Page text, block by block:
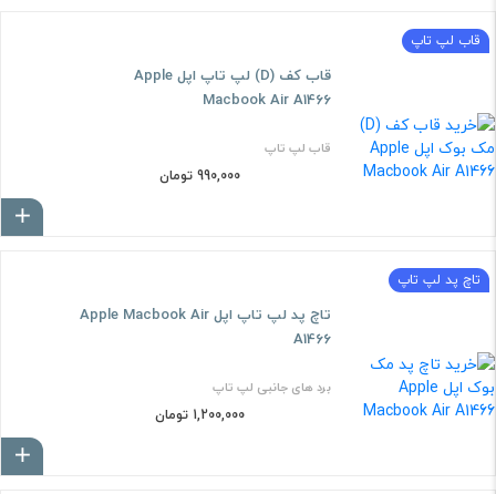
قاب لپ تاپ
قاب کف (D) لپ تاپ اپل Apple
Macbook Air A1466
قاب لپ تاپ
990,000 تومان
تاچ پد لپ تاپ
تاچ پد لپ تاپ اپل Apple Macbook Air
A1466
برد های جانبی لپ تاپ
1,200,000 تومان